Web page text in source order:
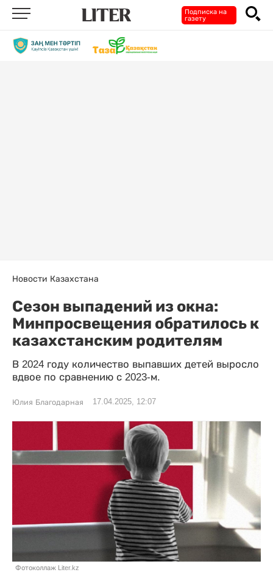
Подписка на
газету
Новости Казахстана
Сезон выпадений из окна:
Минпросвещения обратилось к
казахстанским родителям
В 2024 году количество выпавших детей выросло
вдвое по сравнению с 2023-м.
Юлия Благодарная 17.04.2025, 12:07
Фотоколлаж Liter.kz